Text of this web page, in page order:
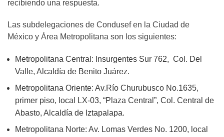
recibiendo una respuesta.
Las subdelegaciones de Condusef en la Ciudad de
México y Área Metropolitana son los siguientes:
Metropolitana Central: Insurgentes Sur 762, Col. Del
Valle, Alcaldía de Benito Juárez.
Metropolitana Oriente: Av.Río Churubusco No.1635,
primer piso, local LX-03, “Plaza Central”, Col. Central de
Abasto, Alcaldía de Iztapalapa.
Metropolitana Norte: Av. Lomas Verdes No. 1200, local